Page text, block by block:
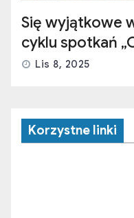
Się wyjątkowe
cyklu spotkań
Lis 8, 2025
Korzystne linki